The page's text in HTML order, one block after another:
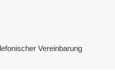
Vereinbarung